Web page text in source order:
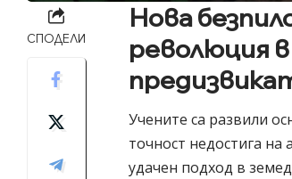
СПОДЕЛИ
Нова
революция
Учените са развили
точност недостига на
удачен подход в